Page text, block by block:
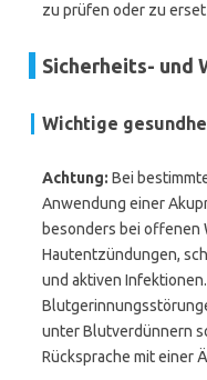
zu prüfen oder zu
Sicherheits- und
Wichtige
Achtung: Bei
Anwendung einer
besonders bei offenen
Hautentzündungen,
und aktiven
unter Blutverdünnern
Rücksprache mit einer